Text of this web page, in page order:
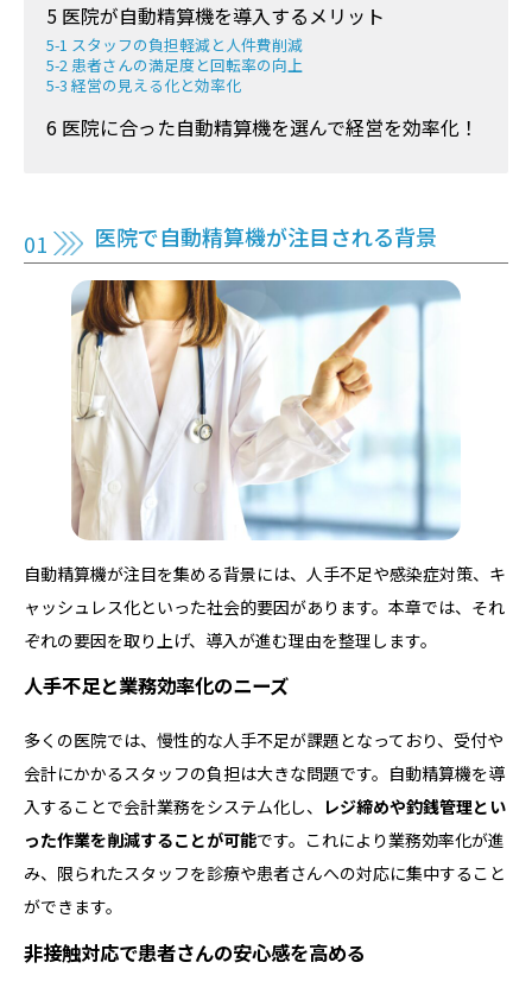
5 医院が自動精算機を導入するメリット
5-1 スタッフの負担軽減と人件費削減
5-2 患者さんの満足度と回転率の向上
5-3 経営の見える化と効率化
6 医院に合った自動精算機を選んで経営を効率化！
医院で自動精算機が注目される背景
自動精算機が注目を集める背景には、人手不足や感染症対策、キ
ャッシュレス化といった社会的要因があります。本章では、それ
ぞれの要因を取り上げ、導入が進む理由を整理します。
人手不足と業務効率化のニーズ
多くの医院では、慢性的な人手不足が課題となっており、受付や
会計にかかるスタッフの負担は大きな問題です。自動精算機を導
入することで会計業務をシステム化し、 レジ締めや釣銭管理とい
った作業を削減することが可能です。これにより業務効率化が進
み、限られたスタッフを診療や患者さんへの対応に集中すること
ができます。
非接触対応で患者さんの安心感を高める